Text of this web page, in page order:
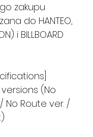
zakupu
do HANTEO,
i BILLBOARD
(No
No Route ver. /